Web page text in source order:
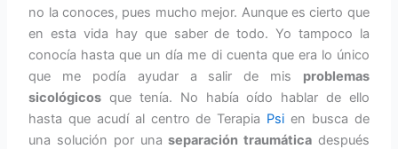
no la conoces, pues mucho mejor. Aunque es cierto que
en esta vida hay que saber de todo. Yo tampoco la
conocía hasta que un día me di cuenta que era lo único
que me podía ayudar a salir de mis problemas
sicológicos que tenía. No había oído hablar de ello
hasta que acudí al centro de Terapia Psi en busca de
una solución por una separación traumáticadespués